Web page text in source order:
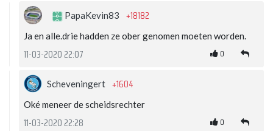
PapaKevin83 +18182
Ja en alle.drie hadden ze ober genomen moeten worden.
11-03-2020 22:07 0
Scheveningert +1604
Oké meneer de scheidsrechter
11-03-2020 22:28 0